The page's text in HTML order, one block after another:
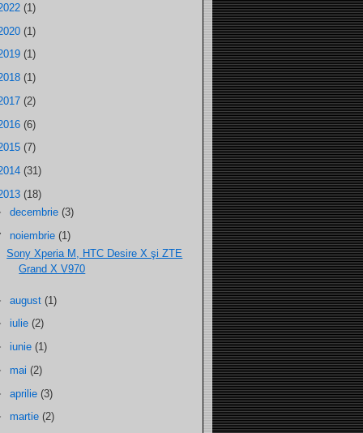
(1)
(1)
(1)
(1)
(2)
(6)
(7)
(31)
(18)
decembrie(3)
noiembrie(1)
Sony Xperia M, HTC Desire X şi ZTE
Grand X V970
august(1)
iulie(2)
iunie(1)
mai(2)
aprilie(3)
martie(2)